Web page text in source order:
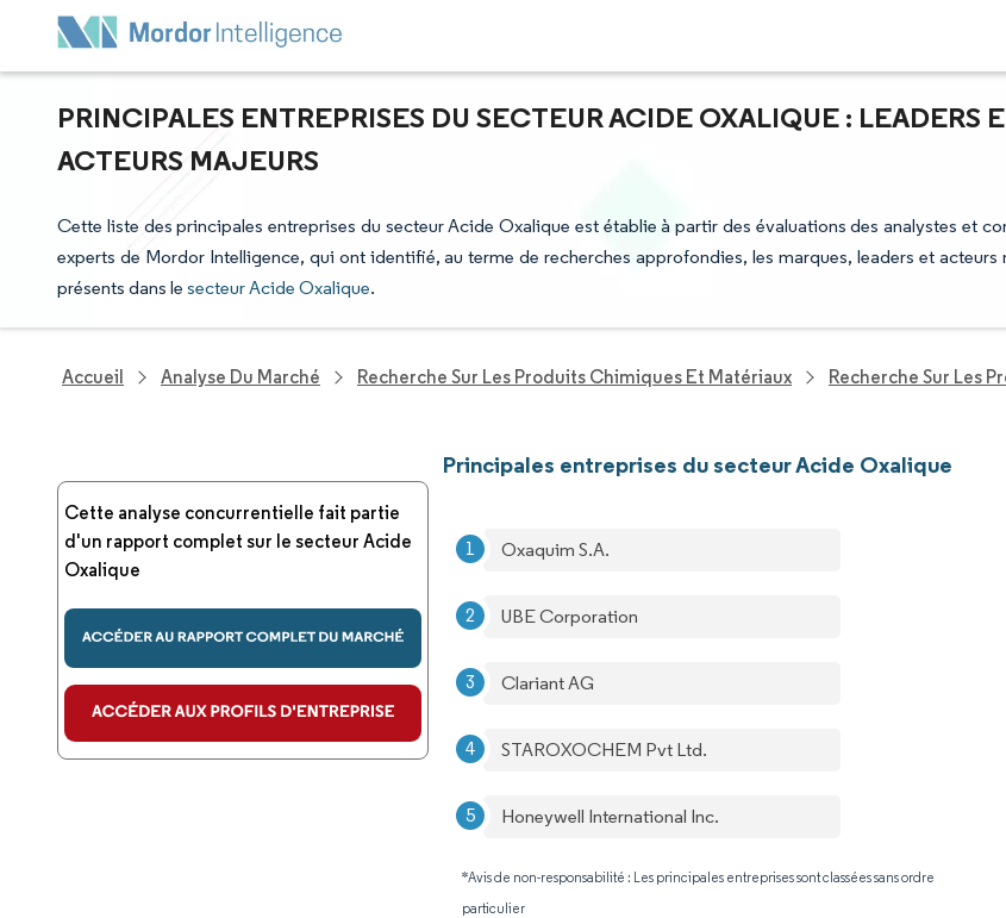
PRINCIPALES ENTREPRISES DU SECTEUR ACIDE OXALIQUE : LEADERS
ACTEURS MAJEURS
Cette liste des principales entreprises du secteur Acide Oxalique est établie à partir des évaluations des analystes et
experts de Mordor Intelligence, qui ont identifié, au terme de recherches approfondies, les marques, leaders et acteurs
présents dans le secteur Acide Oxalique.
Accueil Analyse Du Marché Recherche Sur Les Produits Chimiques Et Matériaux Recherche Sur Les
Cette analyse concurrentielle fait partie
d'un rapport complet sur le secteur Acide
Oxalique
Principales entreprises du secteur Acide Oxalique
Oxaquim S.A.
UBE Corporation
Clariant AG
STAROXOCHEM Pvt Ltd.
Honeywell International Inc.
*Avis de non-responsabilité : Les principales entreprises sont classées sans ordre
particulier